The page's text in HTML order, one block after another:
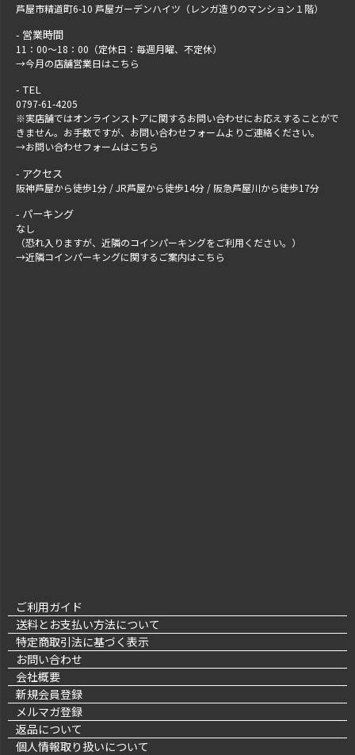
芦屋市精道町6-10 芦屋ガーデンハイツ（レンガ造りのマンション１階）
営業時間
11：00～18：00（定休日：毎週月曜、不定休）
→今月の店舗営業日はこちら
TEL
0797-61-4205
※実店舗ではオンラインストアに関するお問い合わせにお応えすることがで
きません。お手数ですが、 お問い合わせフォームよりご連絡ください。
→お問い合わせフォームはこちら
アクセス
阪神芦屋から徒歩1分 / JR芦屋から徒歩14分 / 阪急芦屋川から徒歩17分
パーキング
なし
（恐れ入りますが、近隣のコインパーキングをご利用ください。）
→近隣コインパーキングに関するご案内はこちら
ご利用ガイド
送料とお支払い方法について
特定商取引法に基づく表示
お問い合わせ
会社概要
新規会員登録
メルマガ登録
返品について
個人情報取り扱いについて